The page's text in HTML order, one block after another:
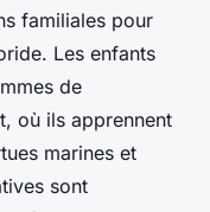
familiales pour
Les enfants
de
où ils apprennent
marines et
sont